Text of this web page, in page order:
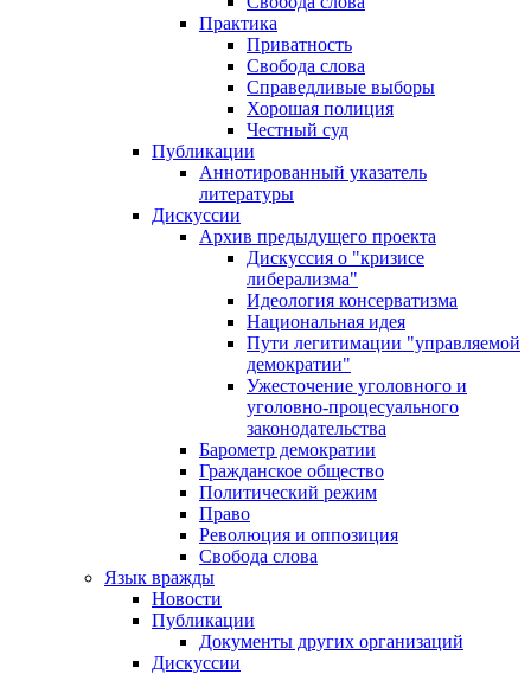
Практика
Приватность
Свобода слова
Справедливые выборы
Хорошая полиция
Честный суд
Публикации
Аннотированный указатель
литературы
Дискуссии
Архив предыдущего проекта
Дискуссия о "кризисе
либерализма"
Идеология консерватизма
Национальная идея
Пути легитимации "управляемой
демократии"
Ужесточение уголовного и
уголовно-процесуального
законодательства
Барометр демократии
Гражданское общество
Политический режим
Право
Революция и оппозиция
Свобода слова
Язык вражды
Новости
Публикации
Документы других организаций
Дискуссии